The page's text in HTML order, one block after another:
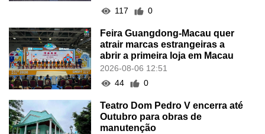
117
0
Feira Guangdong-Macau quer
atrair marcas estrangeiras a
abrir a primeira loja em Macau
2026-08-06 12:51
44
0
Teatro Dom Pedro V encerra até
Outubro para obras de
manutenção